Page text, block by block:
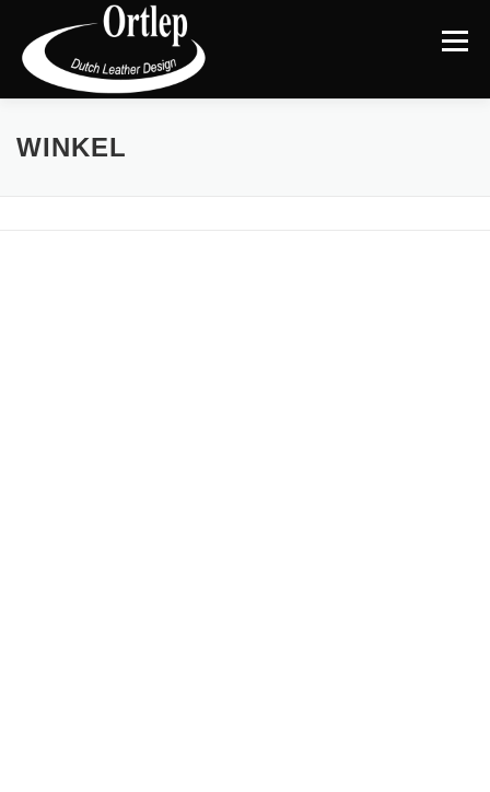
Menu
TERUG NAAR DE WEBSITE
WINKEL